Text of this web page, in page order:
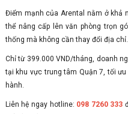
Điểm mạnh của Arental nằm ở khả
thể nâng cấp lên văn phòng trọn
thống mà không cần thay đổi địa chỉ.
Chỉ từ 399.000 VND/tháng, doanh
tại khu vực trung tâm Quận 7, tối
hành.
Liên hệ ngay hotline: 098 7260 333